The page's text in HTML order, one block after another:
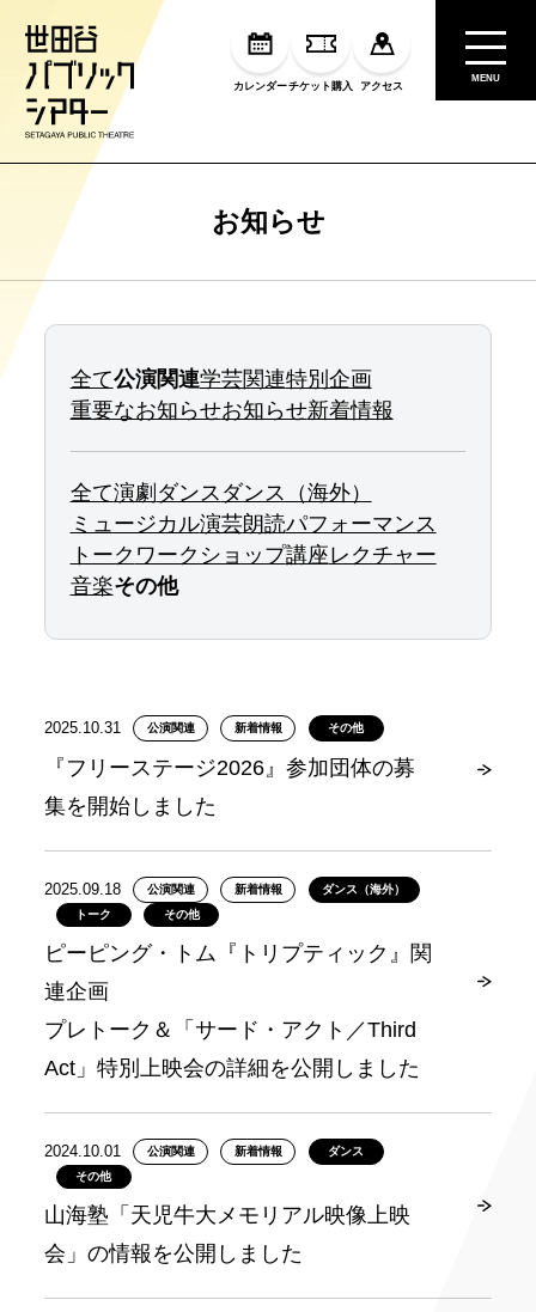
カレンダーチケット購入 アクセス
MENU
お知らせ
全て公演関連学芸関連特別企画
重要なお知らせお知らせ新着情報
全て演劇 ダンス ダンス（海外）
ミュージカル演芸朗読パフォーマンス
トーク ワークショップ講座レクチャー
音楽その他
2025.10.31 公演関連 新着情報 その他
『フリーステージ2026』参加団体の募
集を開始しました
2025.09.18 公演関連 新着情報
ダンス（海外）
トーク
その他
ピーピング・トム『トリプティック』関
連企画
プレトーク＆「サード・アクト／Third
Act」特別上映会の詳細を公開しました
2024.10.01 公演関連 新着情報
ダンス
その他
山海塾「天児牛大メモリアル映像上映
会」の情報を公開しました